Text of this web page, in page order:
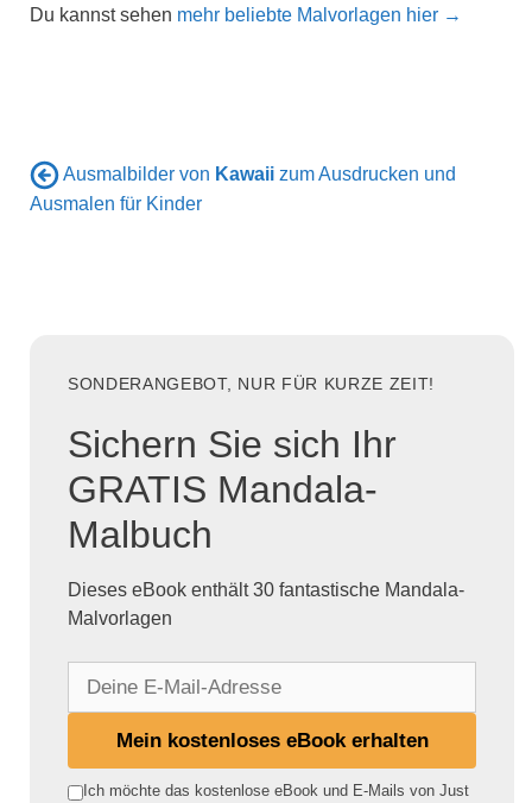
Du kannst sehen mehr beliebte Malvorlagen hier →
Ausmalbilder von Kawaii zum Ausdrucken und
Ausmalen für Kinder
SONDERANGEBOT, NUR FÜR KURZE ZEIT!
Sichern Sie sich Ihr
GRATIS Mandala-
Malbuch
Dieses eBook enthält 30 fantastische Mandala-
Malvorlagen
e
Mein kostenloses eBook erhalten
Ich möchte das kostenlose eBook und E-Mails von Just